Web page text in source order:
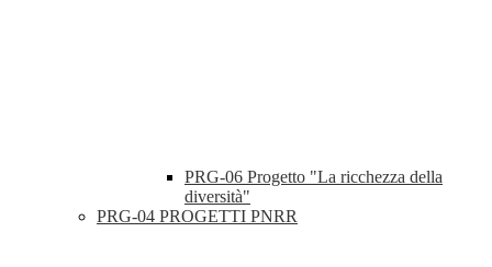
PRG-06 Progetto "La ricchezza della
diversità"
PRG-04 PROGETTI PNRR